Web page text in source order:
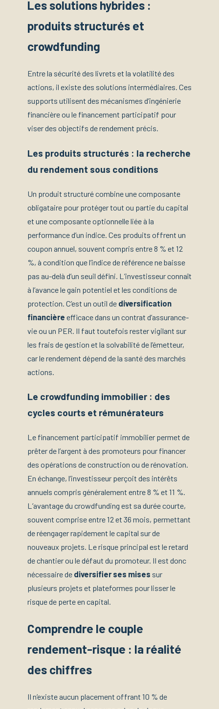
Les solutions hybrides :
produits structurés et
crowdfunding
Entre la sécurité des livrets et la volatilité des
actions, il existe des solutions intermédiaires. Ces
supports utilisent des mécanismes d’ingénierie
financière ou le financement participatif pour
viser des objectifs de rendement précis.
Les produits structurés : la recherche
du rendement sous conditions
Un produit structuré combine une composante
obligataire pour protéger tout ou partie du capital
et une composante optionnelle liée à la
performance d’un indice. Ces produits offrent un
coupon annuel, souvent compris entre 8 % et 12
%, à condition que l’indice de référence ne baisse
pas au-delà d’un seuil défini. L’investisseur connaît
à l’avance le gain potentiel et les conditions de
protection. C’est un outil de diversification
financière efficace dans un contrat d’assurance-
vie ou un PER. Il faut toutefois rester vigilant sur
les frais de gestion et la solvabilité de l’émetteur,
car le rendement dépend de la santé des marchés
actions.
Le crowdfunding immobilier : des
cycles courts et rémunérateurs
Le financement participatif immobilier permet de
prêter de l’argent à des promoteurs pour financer
des opérations de construction ou de rénovation.
En échange, l’investisseur perçoit des intérêts
annuels compris généralement entre 8 % et 11 %.
L’avantage du crowdfunding est sa durée courte,
souvent comprise entre 12 et 36 mois, permettant
de réengager rapidement le capital sur de
nouveaux projets. Le risque principal est le retard
de chantier ou le défaut du promoteur. Il est donc
nécessaire de diversifier ses mises sur
plusieurs projets et plateformes pour lisser le
risque de perte en capital.
Comprendre le couple
rendement-risque : la réalité
des chiffres
Il n’existe aucun placement offrant 10 % de